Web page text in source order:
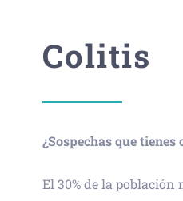
Colitis
¿Sospechas que
El 30% de la